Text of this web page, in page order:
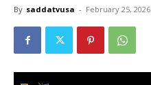
By saddatvusa - February 25, 2026